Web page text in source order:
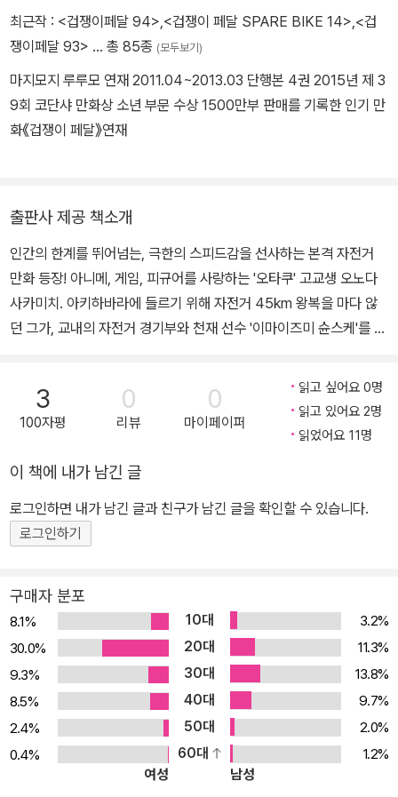
최근작 : <겁쟁이페달 94> <겁쟁이 페달 SPARE BIKE 14> <겁
쟁이페달 93> … 총 85종 (모두보기)
마지모지 루루모 연재 2011.04~2013.03 단행본 4권 2015년 제 3
9회 코단샤 만화상 소년 부문 수상 1500만부 판매를 기록한 인기 만
화《겁쟁이 페달》연재
출판사 제공 책소개
인간의 한계를 뛰어넘는, 극한의 스피드감을 선사하는 본격 자전거
만화 등장! 아니메, 게임, 피규어를 사랑하는 '오타쿠' 고교생 오노다
사카미치. 아키하바라에 들르기 위해 자전거 45km 왕복을 마다 않
던 그가, 교내의 자전거 경기부와 천재 선수 '이마이즈미 슌스케'를 만
3
100자평
0
리뷰
0
마이페이퍼
읽고 싶어요 0명
읽고 있어요 2명
읽었어요 11명
이 책에 내가 남긴 글
로그인하면 내가 남긴 글과 친구가 남긴 글을 확인할 수 있습니다.
로그인하기
구매자 분포
8.1% 10대
3.2%
30.0%
20대
11.3%
9.3%
30대
13.8%
8.5%
40대
9.7%
2.4%
50대
2.0%
0.4%
60대
1.2%
여성
남성